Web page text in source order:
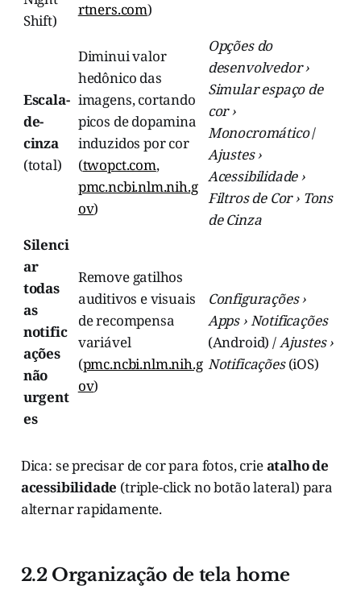
Shift)
rtners.com)
Escala-
de-
cinza
(total)
Diminui valor
hedônico das
imagens, cortando
picos de dopamina
induzidos por cor
(twopct.com,
pmc.ncbi.nlm.nih.g
ov)
Opções do
desenvolvedor ›
Simular espaço de
cor ›
Monocromático/
Ajustes ›
Acessibilidade ›
Filtros de Cor › Tons
de Cinza
Silenci
ar
todas
as
notific
ações
não
urgent
es
Remove gatilhos
auditivos e visuais
de recompensa
variável
(pmc.ncbi.nlm.nih.g
ov)
Configurações ›
Apps › Notificações
(Android) /Ajustes ›
Notificações(iOS)
Dica: se precisar de cor para fotos, crieatalho de
acessibilidade (triple-click no botão lateral) para
alternar rapidamente.
2.2 Organização de tela home